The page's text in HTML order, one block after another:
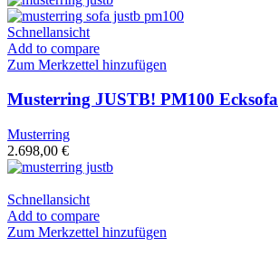
Schnellansicht
Add to compare
Zum Merkzettel hinzufügen
Musterring JUSTB! PM100 Ecksofa
Musterring
2.698,00 €
Schnellansicht
Add to compare
Zum Merkzettel hinzufügen